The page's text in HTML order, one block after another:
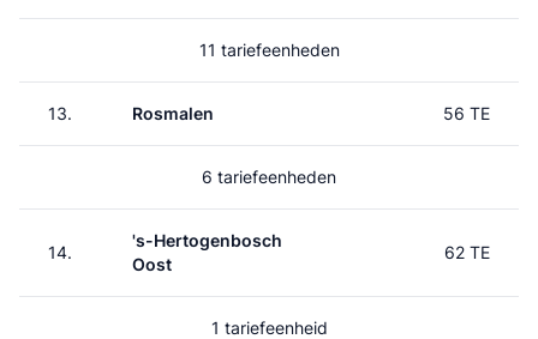
11 tariefeenheden
13. Rosmalen 56 TE
6 tariefeenheden
14.
's-Hertogenbosch
Oost
62 TE
1 tariefeenheid